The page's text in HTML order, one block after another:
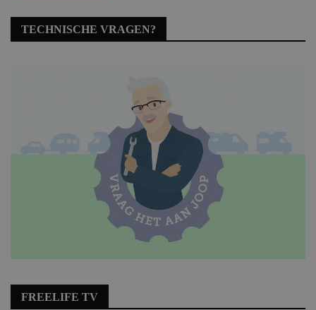
TECHNISCHE VRAGEN?
FREELIFE TV